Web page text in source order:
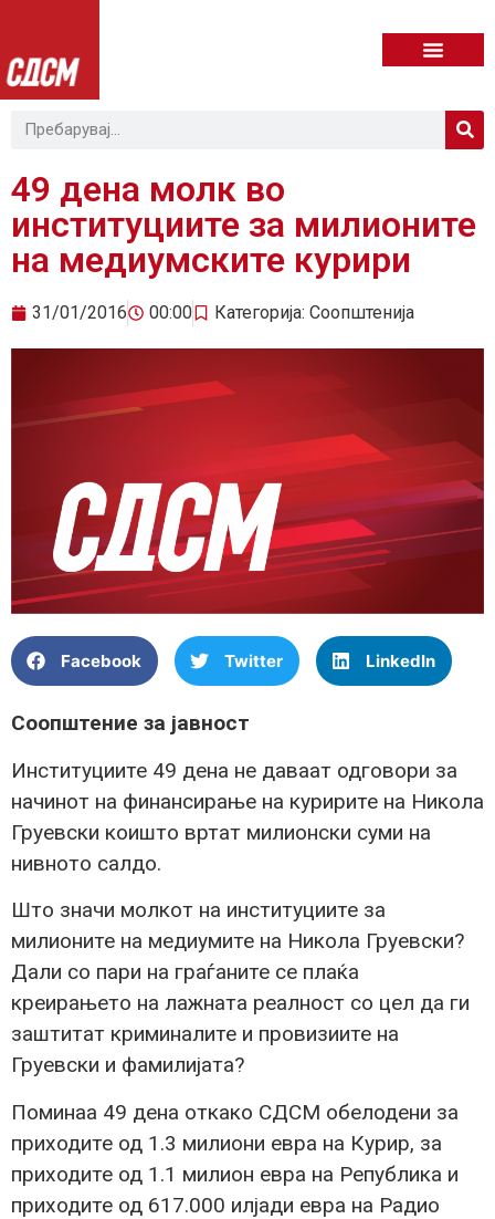
49 дена молк во
институциите за милионите
на медиумските курири
31/01/2016 00:00 Категорија: Соопштенија
Facebook Twitter LinkedIn
Соопштение за јавност
Институциите 49 дена не даваат одговори за
начинот на финансирање на куририте на Никола
Груевски коишто вртат милионски суми на
нивното салдо.
Што значи молкот на институциите за
милионите на медиумите на Никола Груевски?
Дали со пари на граѓаните се плаќа
креирањето на лажната реалност со цел да ги
заштитат криминалите и провизиите на
Груевски и фамилијата?
Поминаа 49 дена откако СДСМ обелодени за
приходите од 1.3 милиони евра на Курир, за
приходите од 1.1 милион евра на Република и
приходите од 617.000 илјади евра на Радио